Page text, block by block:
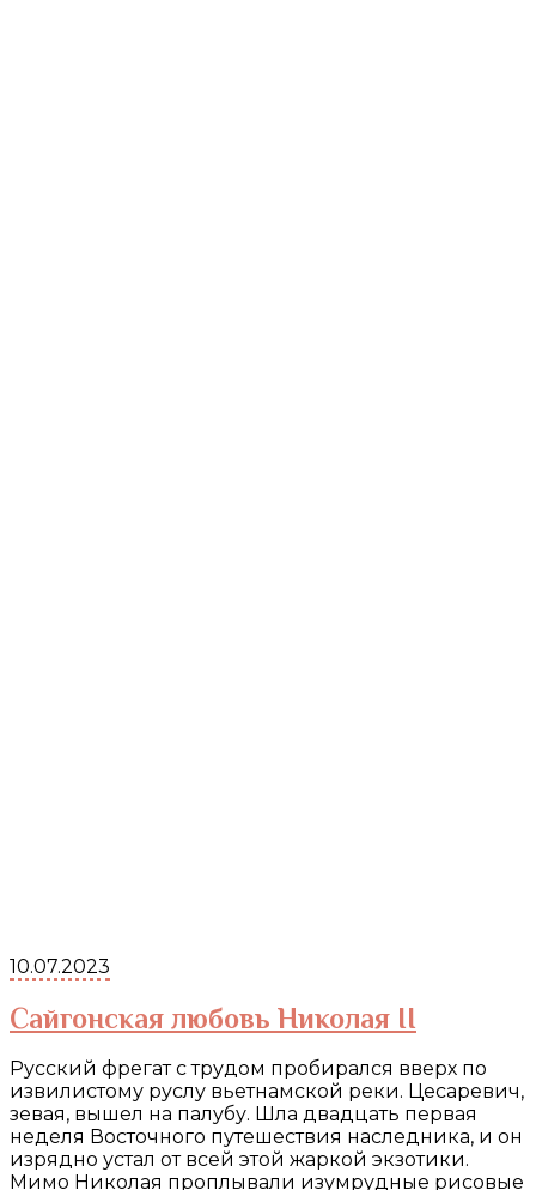
10.07.2023
Сайгонская любовь Николая II
Русский фрегат с трудом пробирался вверх по
извилистому руслу вьетнамской реки. Цесаревич,
зевая, вышел на палубу. Шла двадцать первая
неделя Восточного путешествия наследника, и он
изрядно устал от всей этой жаркой экзотики.
Мимо Николая проплывали изумрудные рисовые